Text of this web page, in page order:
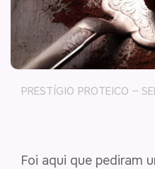
PRESTÍGIO PROTEICO –
Foi aqui que pediram